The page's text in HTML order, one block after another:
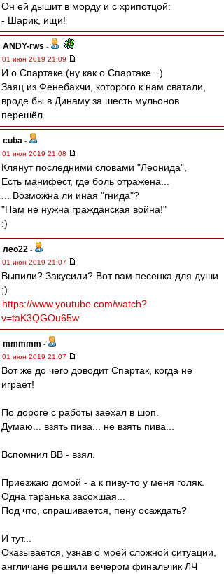
Он ей дышит в морду и с хрипотцой:
- Шарик, ищи!
ANDY-rws -
01 июн 2019 21:09
И о Спартаке (ну как о Спартаке...)
Заяц из Фенебахчи, которого к нам сватали,
вроде бы в Динаму за шесть мульонов
перешёл.
cuba -
01 июн 2019 21:08
Клянут последними словами "Леонида",
Есть манифест, где боль отражена...
... Возможна ли иная "гнида"?
"Нам не нужна гражданская война!"
:)
лео22 -
01 июн 2019 21:07
Выпили? Закусили? Вот вам песенка для души
;)
https://www.youtube.com/watch?
v=taK3QGOu65w
mmmmm -
01 июн 2019 21:07
Вот же до чего доводит Спартак, когда не
играет!
По дороге с работы заехал в шоп.
Думаю... взять пива... не взять пива...
Вспомнил ВВ - взял.
Приезжаю домой - а к пиву-то у меня голяк.
Одна таранька засохшая...
Под что, спрашивается, пену осаждать?
И тут...
Оказывается, узнав о моей сложной ситуации,
англичане решили вечером финальчик ЛЧ